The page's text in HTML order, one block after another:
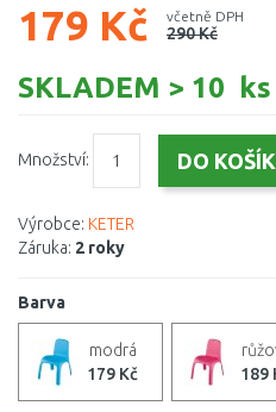
179 Kč včetně DPH
290 Kč
SKLADEM > 10 ks
Množství:
Výrobce: KETER
Záruka: 2 roky
Barva
modrá
179 Kč
189